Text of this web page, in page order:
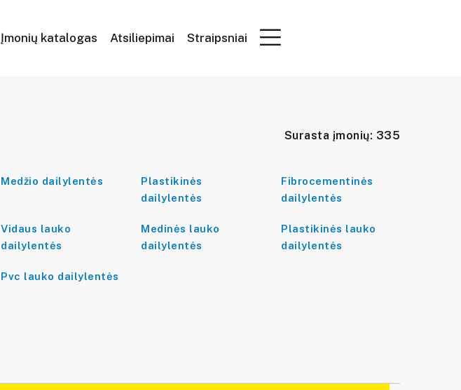
Įmonių katalogas Atsiliepimai Straipsniai
Surasta įmonių: 335
Medžio dailylentės
Plastikinės
dailylentės
Fibrocementinės
dailylentės
Vidaus lauko
dailylentės
Medinės lauko
dailylentės
Plastikinės lauko
dailylentės
Pvc lauko dailylentės